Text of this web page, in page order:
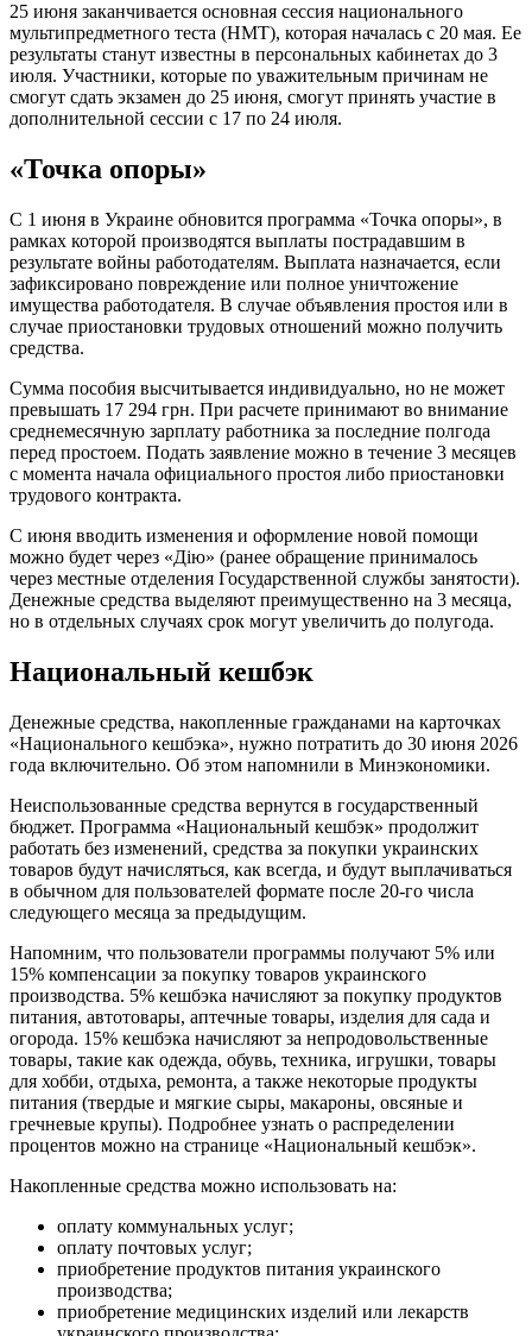
25 июня заканчивается основная сессия национального
мультипредметного теста (НМТ), которая началась с 20 мая. Ее
результаты станут известны в персональных кабинетах до 3
июля. Участники, которые по уважительным причинам не
смогут сдать экзамен до 25 июня, смогут принять участие в
дополнительной сессии с 17 по 24 июля.
«Точка опоры»
С 1 июня в Украине обновится программа «Точка опоры», в
рамках которой производятся выплаты пострадавшим в
результате войны работодателям. Выплата назначается, если
зафиксировано повреждение или полное уничтожение
имущества работодателя. В случае объявления простоя или в
случае приостановки трудовых отношений можно получить
средства.
Сумма пособия высчитывается индивидуально, но не может
превышать 17 294 грн. При расчете принимают во внимание
среднемесячную зарплату работника за последние полгода
перед простоем. Подать заявление можно в течение 3 месяцев
с момента начала официального простоя либо приостановки
трудового контракта.
С июня вводить изменения и оформление новой помощи
можно будет через «Дію» (ранее обращение принималось
через местные отделения Государственной службы занятости).
Денежные средства выделяют преимущественно на 3 месяца,
но в отдельных случаях срок могут увеличить до полугода.
Национальный кешбэк
Денежные средства, накопленные гражданами на карточках
«Национального кешбэка», нужно потратить до 30 июня 2026
года включительно. Об этом напомнили в Минэкономики.
Неиспользованные средства вернутся в государственный
бюджет. Программа «Национальный кешбэк» продолжит
работать без изменений, средства за покупки украинских
товаров будут начисляться, как всегда, и будут выплачиваться
в обычном для пользователей формате после 20-го числа
следующего месяца за предыдущим.
Напомним, что пользователи программы получают 5% или
15% компенсации за покупку товаров украинского
производства. 5% кешбэка начисляют за покупку продуктов
питания, автотовары, аптечные товары, изделия для сада и
огорода. 15% кешбэка начисляют за непродовольственные
товары, такие как одежда, обувь, техника, игрушки, товары
для хобби, отдыха, ремонта, а также некоторые продукты
питания (твердые и мягкие сыры, макароны, овсяные и
гречневые крупы). Подробнее узнать о распределении
процентов можно на странице «Национальный кешбэк».
Накопленные средства можно использовать на:
оплату коммунальных услуг;
оплату почтовых услуг;
приобретение продуктов питания украинского
производства;
приобретение медицинских изделий или лекарств